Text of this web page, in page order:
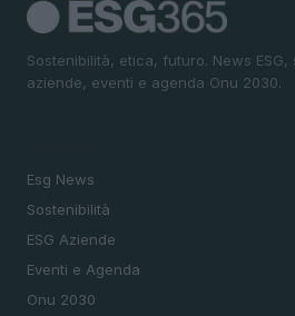
Sostenibilità, etica, futuro. News ESG,
aziende, eventi e agenda Onu 2030.
Esg News
Sostenibilità
ESG Aziende
Eventi e Agenda
Onu 2030